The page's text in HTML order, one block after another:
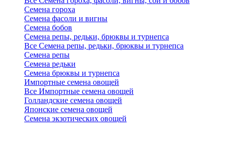
Семена гороха
Семена фасоли и вигны
Семена бобов
Семена репы, редьки, брюквы и турнепса
Все Семена репы, редьки, брюквы и турнепса
Семена репы
Семена редьки
Семена брюквы и турнепса
Импортные семена овощей
Все Импортные семена овощей
Голландские семена овощей
Японские семена овощей
Семена экзотических овощей